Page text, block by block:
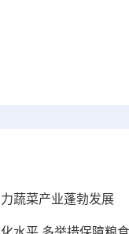
蔬菜产业蓬勃发展